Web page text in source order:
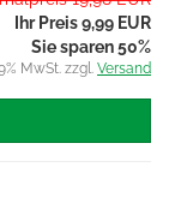
Ihr Preis 9,99 EUR
Sie sparen 50%
MwSt. zzgl. Versand